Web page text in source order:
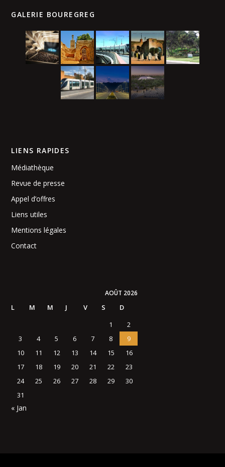
GALERIE BOUREGREG
LIENS RAPIDES
Médiathèque
Revue de presse
Appel d’offres
Liens utiles
Mentions légales
Contact
AOÛT 2026
L M M J V S
D
1
2
3
4 5 6 7 8
9
10
11 12 13 14 15
16
17
18 19 20 21 22
23
24
25 26 27 28 29
30
31
« Jan